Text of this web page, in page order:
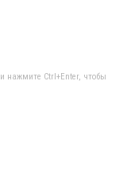
нажмите Ctrl+Enter, чтобы